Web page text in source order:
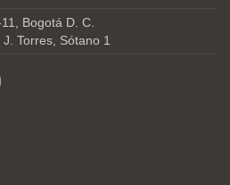
Bogotá D. C.
Torres, Sótano 1